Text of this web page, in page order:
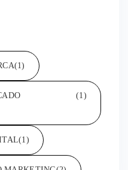
(1)
(1)
(1)